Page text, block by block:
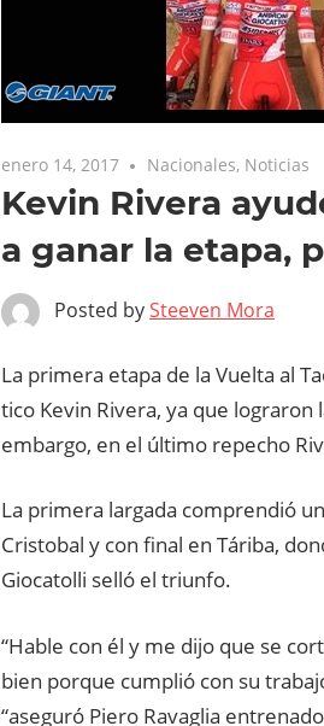
enero 14, 2017 Nacionales, Noticias
Kevin Rivera
a ganar la etapa,
Posted bySteeven Mora
La primera etapa de la Vuelta al
tico Kevin Rivera, ya que lograron
embargo, en el último repecho
La primera largada comprendió
Cristobal y con final en Táriba,
Giocatolli selló el triunfo.
“Hable con él y me dijo que se
bien porque cumplió con su
“aseguró Piero Ravaglia